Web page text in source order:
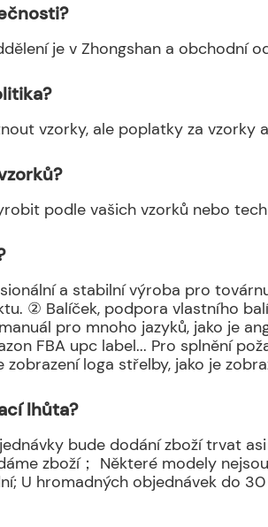
je v Zhongshan a obchodní
vzorky, ale poplatky za vzorky
podle vašich vzorků nebo
a stabilní výroba pro
② Balíček, podpora vlastního
pro mnoho jazyků, jako je
FBA upc label... Pro splnění
loga střelby, jako je
lhůta?
bude dodání zboží trvat
zboží； Některé modely
U hromadných objednávek do